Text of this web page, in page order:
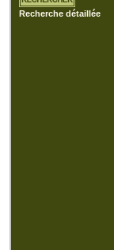
Recherche détaillée